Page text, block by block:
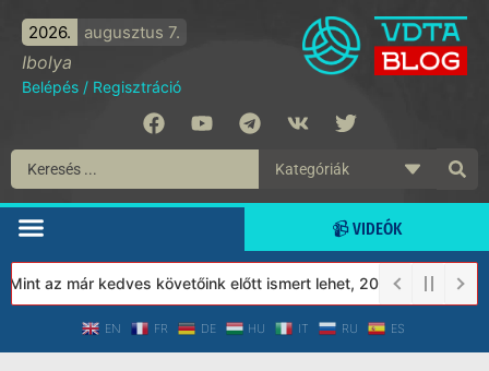
2026. augusztus 7.
Ibolya
Belépés / Regisztráció
📹 VIDEÓK
az már kedves követőink előtt ismert lehet, 2023-tól a
EN FR DE HU IT RU ES